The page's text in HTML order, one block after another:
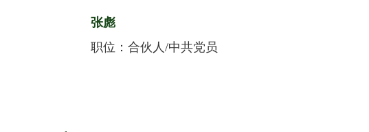
张彪
职位： 合伙人/中共党员